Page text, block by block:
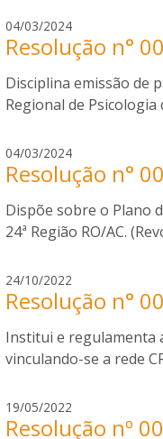
s
i
v
a
04/03/2024r
o
g
e
r
s
i
l
a
Resolução n°
Disciplina emissão de
Regional de Psicologia
04/03/2024r
o
g
e
r
s
i
l
a
Resolução n°
Dispõe sobre o Plano
24ª Região RO/AC.
24/10/2022r
o
g
e
r
s
Resolução n°
Institui e regulamenta
vinculando-se a rede
19/05/2022r
o
Resolução nº